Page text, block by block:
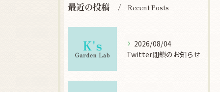
最近の投稿 Recent Posts
2026/08/04
Twitter閉鎖のお知らせ